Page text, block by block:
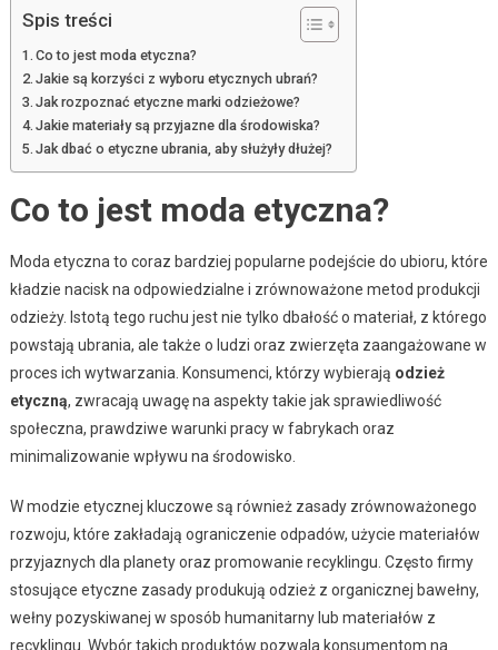
Spis treści
Co to jest moda etyczna?
Jakie są korzyści z wyboru etycznych ubrań?
Jak rozpoznać etyczne marki odzieżowe?
Jakie materiały są przyjazne dla środowiska?
Jak dbać o etyczne ubrania, aby służyły dłużej?
Co to jest moda etyczna?
Moda etyczna to coraz bardziej popularne podejście do ubioru, które
kładzie nacisk na odpowiedzialne i zrównoważone metod produkcji
odzieży. Istotą tego ruchu jest nie tylko dbałość o materiał, z którego
powstają ubrania, ale także o ludzi oraz zwierzęta zaangażowane w
proces ich wytwarzania. Konsumenci, którzy wybierają odzież
etyczną, zwracają uwagę na aspekty takie jak sprawiedliwość
społeczna, prawdziwe warunki pracy w fabrykach oraz
minimalizowanie wpływu na środowisko.
W modzie etycznej kluczowe są również zasady zrównoważonego
rozwoju, które zakładają ograniczenie odpadów, użycie materiałów
przyjaznych dla planety oraz promowanie recyklingu. Często firmy
stosujące etyczne zasady produkują odzież z organicznej bawełny,
wełny pozyskiwanej w sposób humanitarny lub materiałów z
recyklingu. Wybór takich produktów pozwala konsumentom na